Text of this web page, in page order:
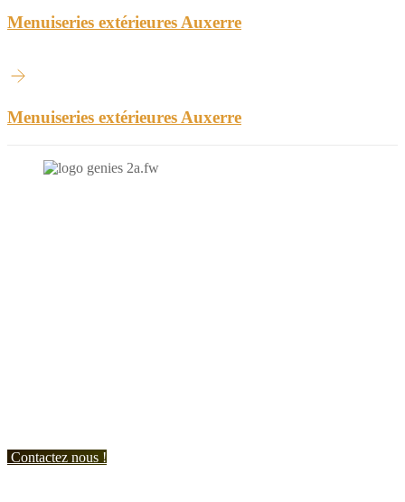
Menuiseries extérieures Auxerre
Menuiseries extérieures Auxerre
Contactez nous !